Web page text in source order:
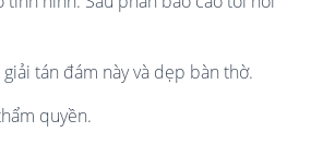
tán đám này và dẹp bàn thờ.
quyền.